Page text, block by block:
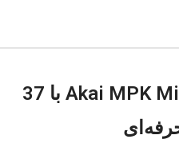
میدی کنترلر Akai MPK Mini Plus با 37